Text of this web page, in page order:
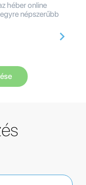
héber online
népszerűbb